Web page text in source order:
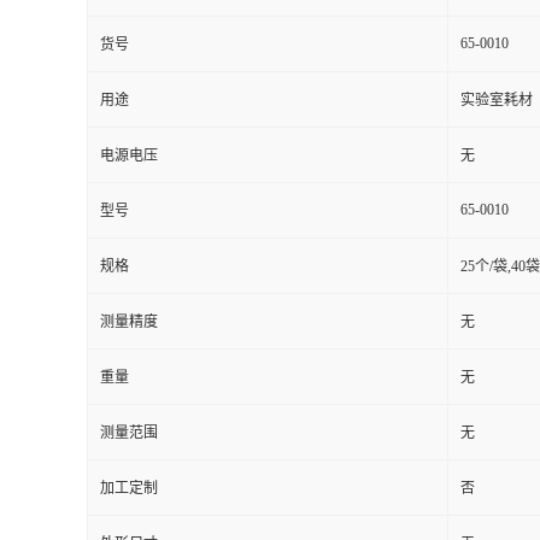
货号 65-0010
用途 实验室耗材
电源电压 无
型号 65-0010
规格 25个/袋,40
测量精度 无
重量 无
测量范围 无
加工定制 否